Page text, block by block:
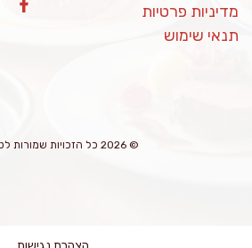
מדיניות פרטיות
תנאי שימוש
© 2026 כל הזכויות שמורות לטעימתא